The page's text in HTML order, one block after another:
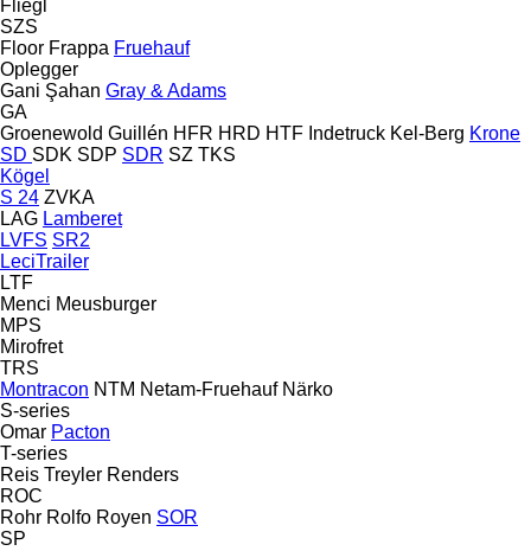
Fliegl
SZS
Floor Frappa Fruehauf
Oplegger
Gani Şahan Gray & Adams
GA
Groenewold Guillén HFR HRD HTF Indetruck Kel-Berg Krone
SD SDK SDP SDR SZ TKS
Kögel
S 24 ZVKA
LAG Lamberet
LVFS SR2
LeciTrailer
LTF
Menci Meusburger
MPS
Mirofret
TRS
Montracon NTM Netam-Fruehauf Närko
S-series
Omar Pacton
T-series
Reis Treyler Renders
ROC
Rohr Rolfo Royen SOR
SP